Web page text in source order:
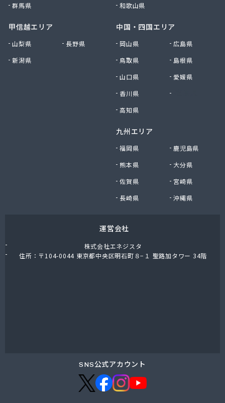
有限会社秋山商店
有限会社小串商店
有限会社小池燃料店
有限会社大内商店ビックイン
鈴与商事株式会社 松本支店 くらしサポート課
群馬県
甲信越エリア
山梨県
長野県
新潟県
和歌山県
中国・四国エリア
岡山県
広島県
鳥取県
島根県
山口県
愛媛県
香川県
高知県
九州エリア
福岡県
鹿児島県
熊本県
大分県
佐賀県
宮崎県
長崎県
沖縄県
運営会社
株式会社エネジスタ
住所：〒104-0044 東京都中央区明石町８−１ 聖路加タワー 34階
SNS公式アカウント